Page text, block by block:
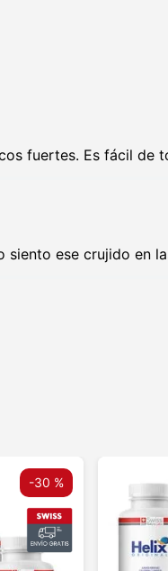
fuertes. Es fácil
ese crujido en
-30 %